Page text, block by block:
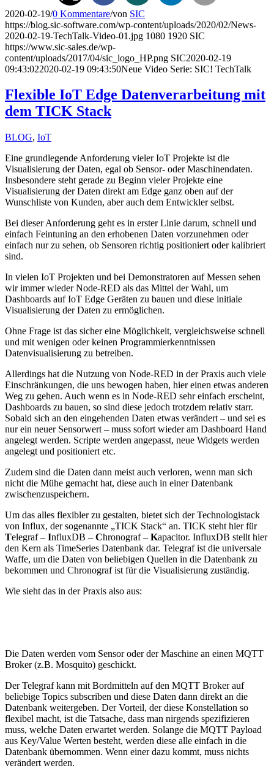
2020-02-19/0 Kommentare/von SIC
https://blog.sic-software.com/wp-content/uploads/2020/02/News-
2020-02-19-TechTalk-Video-01.jpg 1080 1920 SIC
https://www.sic-sales.de/wp-
content/uploads/2017/04/sic_logo_HP.png SIC2020-02-19
09:43:022020-02-19 09:43:50Neue Video Serie: SIC! TechTalk
Flexible IoT Edge Datenverarbeitung mit
dem TICK Stack
BLOG, IoT
Eine grundlegende Anforderung vieler IoT Projekte ist die
Visualisierung der Daten, egal ob Sensor- oder Maschinendaten.
Insbesondere steht gerade zu Beginn vieler Projekte eine
Visualisierung der Daten direkt am Edge ganz oben auf der
Wunschliste von Kunden, aber auch dem Entwickler selbst.
Bei dieser Anforderung geht es in erster Linie darum, schnell und
einfach Feintuning an den erhobenen Daten vorzunehmen oder
einfach nur zu sehen, ob Sensoren richtig positioniert oder kalibriert
sind.
In vielen IoT Projekten und bei Demonstratoren auf Messen sehen
wir immer wieder Node-RED als das Mittel der Wahl, um
Dashboards auf IoT Edge Geräten zu bauen und diese initiale
Visualisierung der Daten zu ermöglichen.
Ohne Frage ist das sicher eine Möglichkeit, vergleichsweise schnell
und mit wenigen oder keinen Programmierkenntnissen
Datenvisualisierung zu betreiben.
Allerdings hat die Nutzung von Node-RED in der Praxis auch viele
Einschränkungen, die uns bewogen haben, hier einen etwas anderen
Weg zu gehen. Auch wenn es in Node-RED sehr einfach erscheint,
Dashboards zu bauen, so sind diese jedoch trotzdem relativ starr.
Sobald sich an den eingehenden Daten etwas verändert – und sei es
nur ein neuer Sensorwert – muss sofort wieder am Dashboard Hand
angelegt werden. Scripte werden angepasst, neue Widgets werden
angelegt und positioniert etc.
Zudem sind die Daten dann meist auch verloren, wenn man sich
nicht die Mühe gemacht hat, diese auch in einer Datenbank
zwischenzuspeichern.
Um das alles flexibler zu gestalten, bietet sich der Technologistack
von Influx, der sogenannte „TICK Stack“ an. TICK steht hier für
Telegraf – InfluxDB – Chronograf – Kapacitor. InfluxDB stellt hier
den Kern als TimeSeries Datenbank dar. Telegraf ist die universale
Waffe, um die Daten von beliebigen Quellen in die Datenbank zu
bekommen und Chronograf ist für die Visualisierung zuständig.
Wie sieht das in der Praxis also aus:
Die Daten werden vom Sensor oder der Maschine an einen MQTT
Broker (z.B. Mosquito) geschickt.
Der Telegraf kann mit Bordmitteln auf den MQTT Broker auf
beliebige Topics subscriben und diese Daten dann direkt an die
Datenbank weitergeben. Der Vorteil, der diese Konstellation so
flexibel macht, ist die Tatsache, dass man nirgends spezifizieren
muss, welche Daten erwartet werden. Solange die MQTT Payload
aus Key/Value Werten besteht, werden diese alle einfach in die
Datenbank übernommen. Wenn einer dazu kommt, muss nichts
verändert werden.